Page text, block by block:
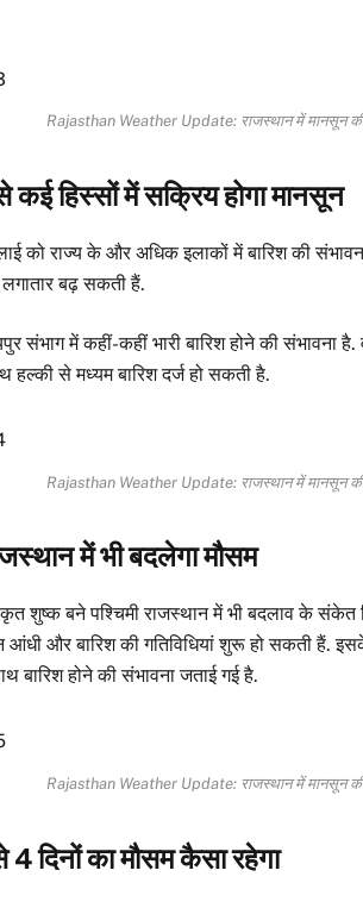
Rajasthan Weather Update: राजस्थान में मानसून
हिस्सों में सक्रिय होगा मानसून
को राज्य के और अधिक इलाकों में बारिश की
लगातार बढ़ सकती हैं.
संभाग में कहीं-कहीं भारी बारिश होने की संभावना
हल्की से मध्यम बारिश दर्ज हो सकती है.
Rajasthan Weather Update: राजस्थान में मानसून
में भी बदलेगा मौसम
शुष्क बने पश्चिमी राजस्थान में भी बदलाव के
आंधी और बारिश की गतिविधियां शुरू हो सकती हैं.
बारिश होने की संभावना जताई गई है.
Rajasthan Weather Update: राजस्थान में मानसून
दिनों का मौसम कैसा रहेगा